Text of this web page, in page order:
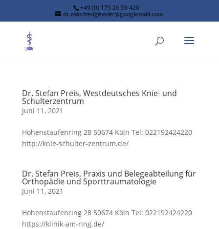
+49 (0) 173 26 59 420
dr.manfredgessler@googlemail.com
Dr. Stefan Preis, Westdeutsches Knie- und
Schulterzentrum
Juni 11, 2021
Hohenstaufenring 28 50674 Köln Tel: 022192424220
http://knie-schulter-zentrum.de/
Dr. Stefan Preis, Praxis und Belegeabteilung für
Orthopädie und Sporttraumatologie
Juni 11, 2021
Hohenstaufenring 28 50674 Köln Tel: 022192424220
https://klinik-am-ring.de/